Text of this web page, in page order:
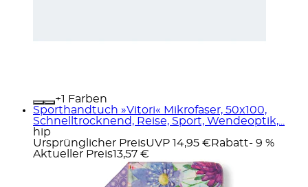
+
Farben
Sporthandtuch »Vitori« Mikrofaser, 50x100,
Schnelltrocknend, Reise, Sport, Wendeoptik,...
hip
Ursprünglicher PreisUVP 14,95 € Rabatt- 9 %
Aktueller Preis13,57 €